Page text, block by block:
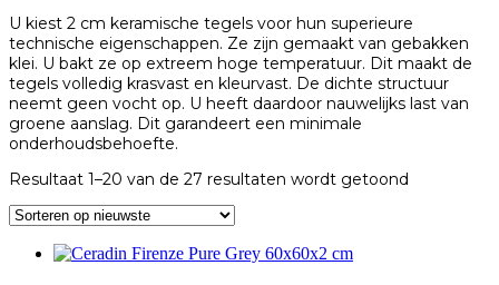
U kiest 2 cm keramische tegels voor hun superieure
technische eigenschappen. Ze zijn gemaakt van gebakken
klei. U bakt ze op extreem hoge temperatuur. Dit maakt de
tegels volledig krasvast en kleurvast. De dichte structuur
neemt geen vocht op. U heeft daardoor nauwelijks last van
groene aanslag. Dit garandeert een minimale
onderhoudsbehoefte.
Resultaat 1–20 van de 27 resultaten wordt getoond